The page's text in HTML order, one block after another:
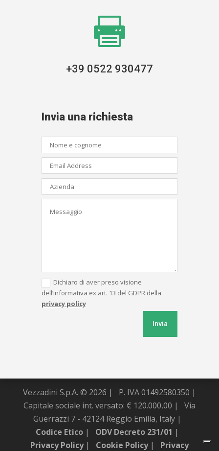

+39 0522 930477
Invia una richiesta
Dichiaro di aver preso visione
dell’informativa ex art. 13 del GDPR della
privacy policy
Invia
Vezzadini S.p.A. © 2026 |
P. IVA 01492580350 |
Capitale sociale int. versato: € 120.000,00 |
Via
Guerrazzi 7 - 42124 Reggio Emilia, Italy |
Codice Etico | ODV Decreto 231/01 |
Privacy Policy| Cookie Policy| Privacy